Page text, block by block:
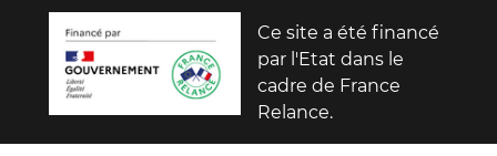
Ce site a été financé
par l'Etat dans le
cadre de France
Relance.